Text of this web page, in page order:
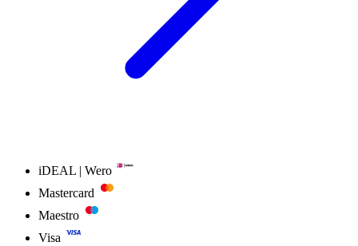
iDEAL | Wero
Mastercard
Maestro
Visa